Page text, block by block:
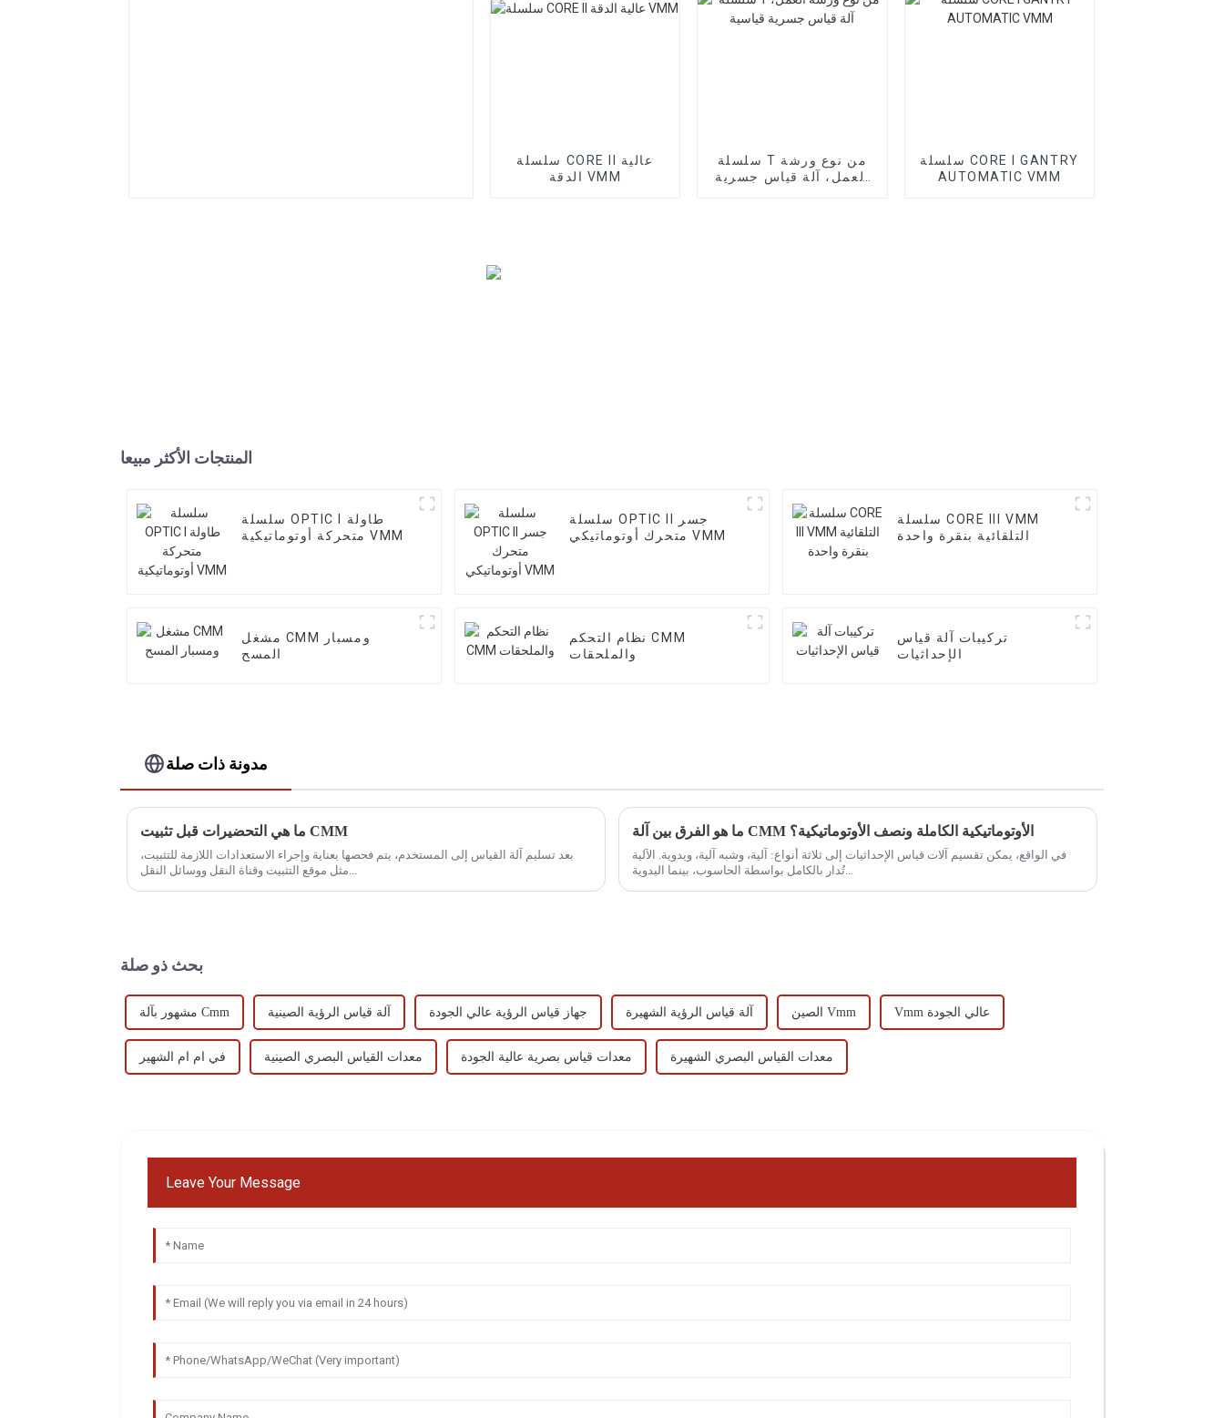
سلسلة CORE II عالية
الدقة VMM
سلسلة T من نوع ورشة
العمل، آلة قياس جسرية
سلسلة CORE I GANTRY
AUTOMATIC VMM
المنتجات الأكثر مبيعا
سلسلة OPTIC I طاولة
متحركة أوتوماتيكية VMM
سلسلة OPTIC II جسر
متحرك أوتوماتيكي VMM
سلسلة CORE III VMM
التلقائية بنقرة واحدة
مشغل CMM ومسبار
المسح
نظام التحكم CMM
والملحقات
تركيبات آلة قياس
الإحداثيات
مدونة ذات صلة
ما هي التحضيرات قبل تثبيت CMM
بعد تسليم آلة القياس إلى المستخدم، يتم فحصها بعناية وإجراء الاستعدادات اللازمة للتثبيت،
ما هو الفرق بين آلة CMM الأوتوماتيكية الكاملة ونصف الأوتوماتيكية؟
في الواقع، يمكن تقسيم آلات قياس الإحداثيات إلى ثلاثة أنواع: آلية، وشبه آلية، ويدوية. الآلية
بحث ذو صلة
مشهور بآلة Cmm آلة قياس الرؤية الصينية جهاز قياس الرؤية عالي الجودة آلة قياس الرؤية الشهيرة الصين Vmm Vmm عالي الجودة
في ام ام الشهير معدات القياس البصري الصينية معدات قياس بصرية عالية الجودة معدات القياس البصري الشهيرة
Leave Your Message